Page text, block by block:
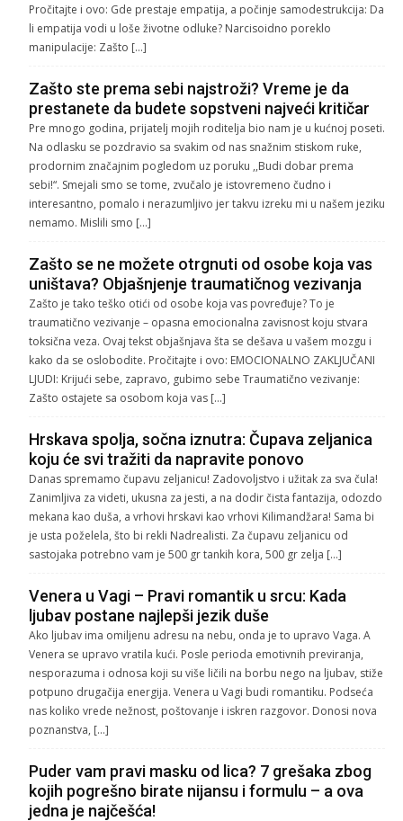
Pročitajte i ovo: Gde prestaje empatija, a počinje samodestrukcija: Da
li empatija vodi u loše životne odluke? Narcisoidno poreklo
manipulacije: Zašto […]
Zašto ste prema sebi najstroži? Vreme je da
prestanete da budete sopstveni najveći kritičar
Pre mnogo godina, prijatelj mojih roditelja bio nam je u kućnoj poseti.
Na odlasku se pozdravio sa svakim od nas snažnim stiskom ruke,
prodornim značajnim pogledom uz poruku ,,Budi dobar prema
sebi!“. Smejali smo se tome, zvučalo je istovremeno čudno i
interesantno, pomalo i nerazumljivo jer takvu izreku mi u našem jeziku
nemamo. Mislili smo […]
Zašto se ne možete otrgnuti od osobe koja vas
uništava? Objašnjenje traumatičnog vezivanja
Zašto je tako teško otići od osobe koja vas povređuje? To je
traumatično vezivanje – opasna emocionalna zavisnost koju stvara
toksična veza. Ovaj tekst objašnjava šta se dešava u vašem mozgu i
kako da se oslobodite. Pročitajte i ovo: EMOCIONALNO ZAKLJUČANI
LJUDI: Krijući sebe, zapravo, gubimo sebe Traumatično vezivanje:
Zašto ostajete sa osobom koja vas […]
Hrskava spolja, sočna iznutra: Čupava zeljanica
koju će svi tražiti da napravite ponovo
Danas spremamo čupavu zeljanicu! Zadovoljstvo i užitak za sva čula!
Zanimljiva za videti, ukusna za jesti, a na dodir čista fantazija, odozdo
mekana kao duša, a vrhovi hrskavi kao vrhovi Kilimandžara! Sama bi
je usta poželela, što bi rekli Nadrealisti. Za čupavu zeljanicu od
sastojaka potrebno vam je 500 gr tankih kora, 500 gr zelja […]
Venera u Vagi – Pravi romantik u srcu: Kada
ljubav postane najlepši jezik duše
Ako ljubav ima omiljenu adresu na nebu, onda je to upravo Vaga. A
Venera se upravo vratila kući. Posle perioda emotivnih previranja,
nesporazuma i odnosa koji su više ličili na borbu nego na ljubav, stiže
potpuno drugačija energija. Venera u Vagi budi romantiku. Podseća
nas koliko vrede nežnost, poštovanje i iskren razgovor. Donosi nova
poznanstva, […]
Puder vam pravi masku od lica? 7 grešaka zbog
kojih pogrešno birate nijansu i formulu – a ova
jedna je najčešća!